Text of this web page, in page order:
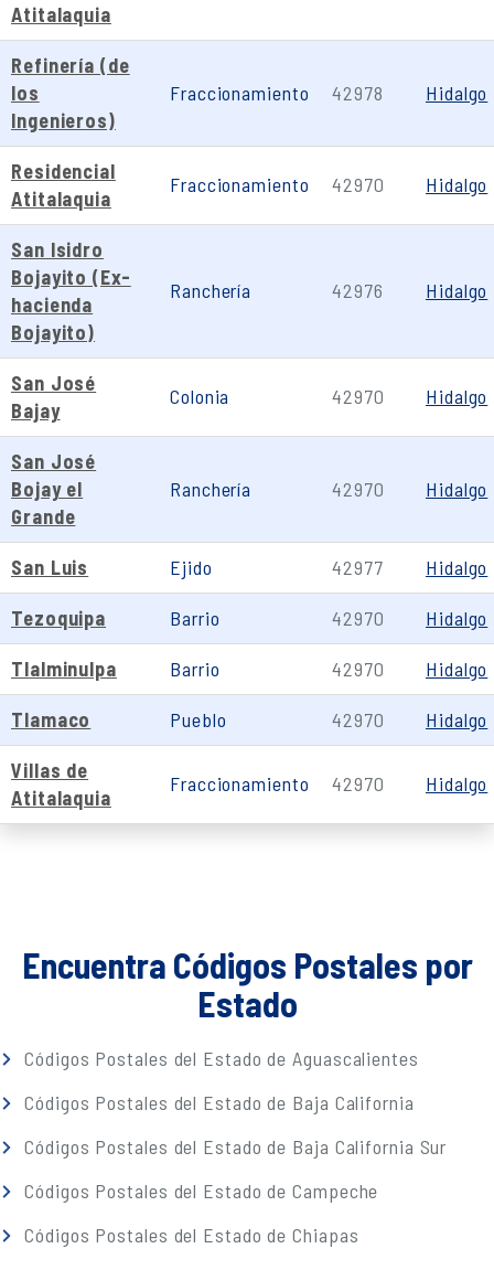
Atitalaquia
Refinería (de
los
Ingenieros)
Fraccionamiento 42978 Hidalgo
Residencial
Atitalaquia
Fraccionamiento 42970 Hidalgo
San Isidro
Bojayito (Ex-
hacienda
Bojayito)
Ranchería 42976 Hidalgo
San José
Bajay
Colonia 42970 Hidalgo
San José
Bojay el
Grande
Ranchería 42970 Hidalgo
San Luis Ejido 42977 Hidalgo
Tezoquipa Barrio 42970 Hidalgo
Tlalminulpa Barrio 42970 Hidalgo
Tlamaco Pueblo 42970 Hidalgo
Villas de
Atitalaquia
Fraccionamiento 42970 Hidalgo
Encuentra Códigos Postales por
Estado
Códigos Postales del Estado de Aguascalientes
Códigos Postales del Estado de Baja California
Códigos Postales del Estado de Baja California Sur
Códigos Postales del Estado de Campeche
Códigos Postales del Estado de Chiapas